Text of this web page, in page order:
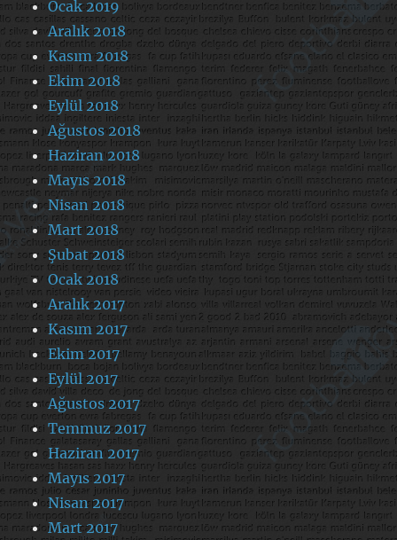
Ocak 2019
Aralık 2018
Kasım 2018
Ekim 2018
Eylül 2018
Ağustos 2018
Haziran 2018
Mayıs 2018
Nisan 2018
Mart 2018
Şubat 2018
Ocak 2018
Aralık 2017
Kasım 2017
Ekim 2017
Eylül 2017
Ağustos 2017
Temmuz 2017
Haziran 2017
Mayıs 2017
Nisan 2017
Mart 2017